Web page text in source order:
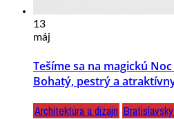
13
máj
Tešíme sa na magickú
Bohatý, pestrý a
Architektúra a dizajn